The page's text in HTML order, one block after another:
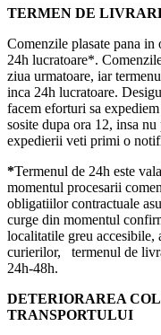
TERMEN DE
Comenzile plasate pana
24h lucratoare*.
ziua urmatoare, iar
inca 24h lucratoare.
facem eforturi sa
sosite dupa ora 12, insa
expedierii veti primi o
*Termenul de 24h este
momentul procesarii
obligatiilor contractuale
curge din momentul
localitatile greu accesibile,
curierilor, termenul de
24h-48h.
DETERIORAREA
TRANSPORTULUI